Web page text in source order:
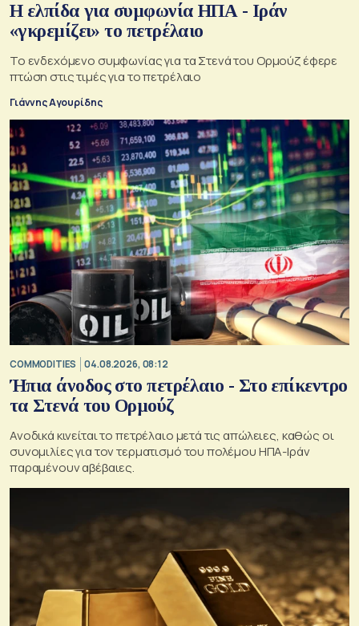
Η ελπίδα για συμφωνία ΗΠΑ - Ιράν
«γκρεμίζει» το πετρέλαιο
Το ενδεχόμενο συμφωνίας για τα Στενά του Ορμούζ έφερε
πτώση στις τιμές για το πετρέλαιο
Γιάννης Αγουρίδης
COMMODITIES 04.08.2026, 08:12
Ήπια άνοδος στο πετρέλαιο - Στο επίκεντρο
τα Στενά του Ορμούζ
Ανοδικά κινείται το πετρέλαιο μετά τις απώλειες, καθώς οι
συνομιλίες για τον τερματισμό του πολέμου ΗΠΑ-Ιράν
παραμένουν αβέβαιες.